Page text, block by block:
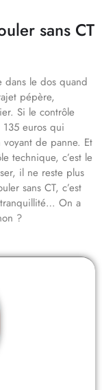
sans CT
le dos quand
pépère,
Si le contrôle
135 euros qui
de panne. Et
technique, c’est le
il ne reste plus
sans CT, c’est
tranquillité… On a
?